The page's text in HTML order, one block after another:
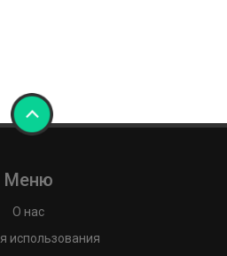
Меню
О нас
использования